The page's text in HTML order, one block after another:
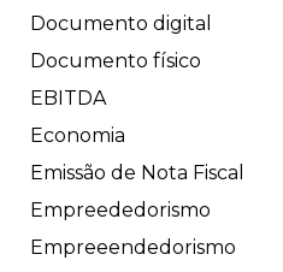
Documento digital
Documento físico
EBITDA
Economia
Emissão de Nota Fiscal
Empreededorismo
Empreeendedorismo